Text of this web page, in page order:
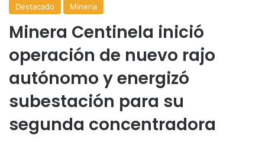
Destacado Minería
Minera Centinela inició
operación de nuevo rajo
autónomo y energizó
subestación para su
segunda concentradora